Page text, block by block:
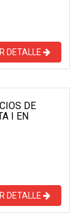
DETALLE
DE
I EN
DETALLE